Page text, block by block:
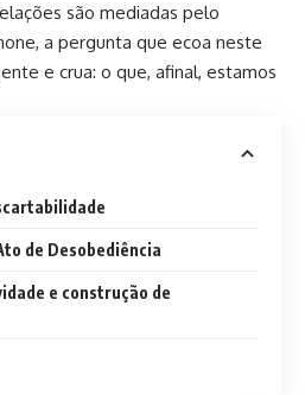
são mediadas pelo
a pergunta que ecoa neste
e crua: o que, afinal, estamos
de Desobediência
e construção de